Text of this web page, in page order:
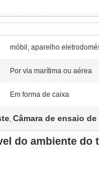
móbil, aparelho
Por via marítima ou aérea
Em forma de caixa
, Câmara de ensaio
do ambiente do